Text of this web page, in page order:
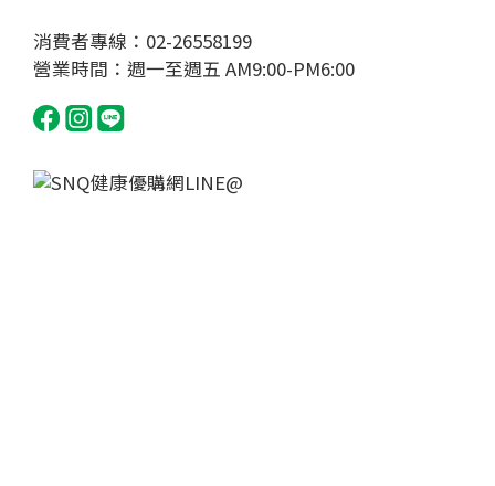
消費者專線：02-26558199
營業時間：週一至週五 AM9:00-PM6:00